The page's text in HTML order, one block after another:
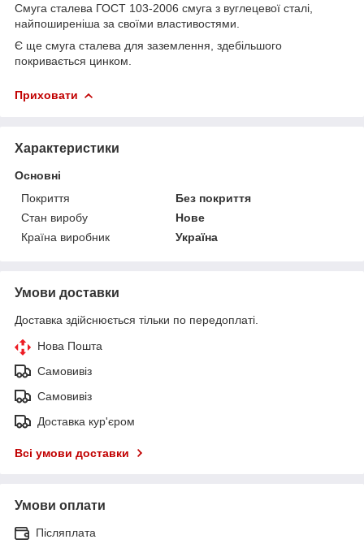
Смуга сталева ГОСТ 103-2006 смуга з вуглецевої сталі,
найпоширеніша за своїми властивостями.
Є ще смуга сталева для заземлення, здебільшого
покривається цинком.
Приховати
Характеристики
Основні
Покриття
Без покриття
Стан виробу
Нове
Країна виробник
Україна
Умови доставки
Доставка здійснюється тільки по передоплаті.
Нова Пошта
Самовивіз
Самовивіз
Доставка кур'єром
Всі умови доставки
Умови оплати
Післяплата